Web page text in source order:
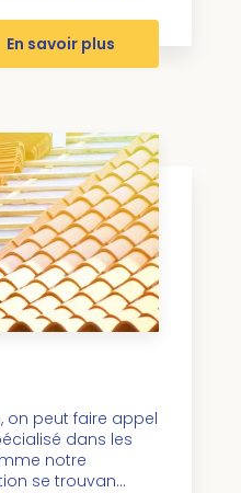
En savoir plus
on peut faire appel
dans les
notre
se trouvan...